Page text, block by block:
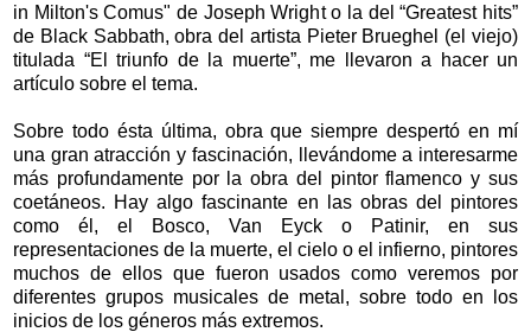
in Milton's Comus" de Joseph Wright o la del “Greatest hits”
de Black Sabbath, obra del artista Pieter Brueghel (el viejo)
titulada “El triunfo de la muerte”, me llevaron a hacer un
artículo sobre el tema.
Sobre todo ésta última, obra que siempre despertó en mí
una gran atracción y fascinación, llevándome a interesarme
más profundamente por la obra del pintor flamenco y sus
coetáneos. Hay algo fascinante en las obras del pintores
como él, el Bosco, Van Eyck o Patinir, en sus
representaciones de la muerte, el cielo o el infierno, pintores
muchos de ellos que fueron usados como veremos por
diferentes grupos musicales de metal, sobre todo en los
inicios de los géneros más extremos.